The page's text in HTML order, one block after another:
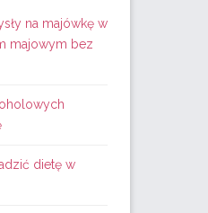
na majówkę w
majowym bez
dietę w